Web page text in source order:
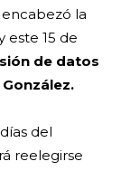
la
este 15 de
de datos
del
reelegirse